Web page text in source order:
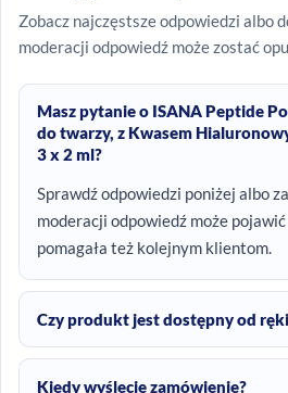
Zobacz najczęstsze odpowiedzi albo
moderacji odpowiedź może zostać
Masz pytanie o ISANA Peptide
do twarzy, z Kwasem
3 x 2 ml?
Sprawdź odpowiedzi poniżej albo
moderacji odpowiedź może
pomagała też kolejnym klientom.
Czy produkt jest dostępny od
Kiedy wyślecie zamówienie?